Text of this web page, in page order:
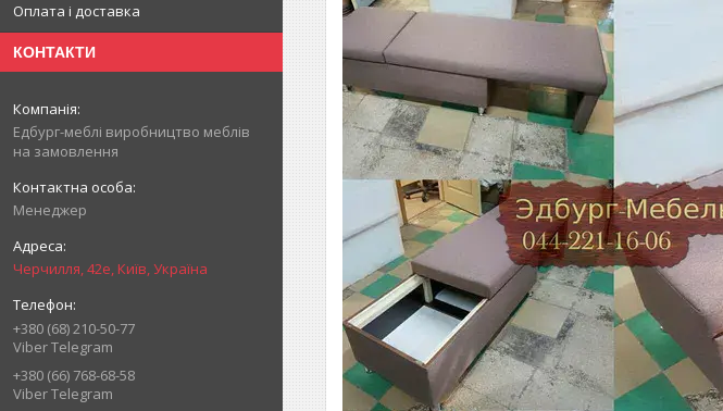
Оплата і доставка
КОНТАКТИ
Едбург-меблі виробництво меблів
на замовлення
Менеджер
Черчилля, 42е, Київ, Україна
+380 (68) 210-50-77
Viber Telegram
+380 (66) 768-68-58
Viber Telegram